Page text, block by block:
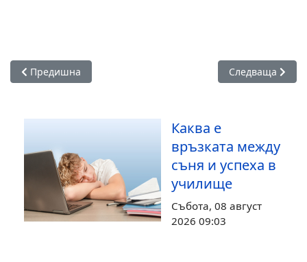
Предишна статия: Проф. Иван Стоянов бе избран за
Предишна Следваща
Следваща
Каква е
връзката между
съня и успеха в
училище
Събота, 08 август
2026 09:03